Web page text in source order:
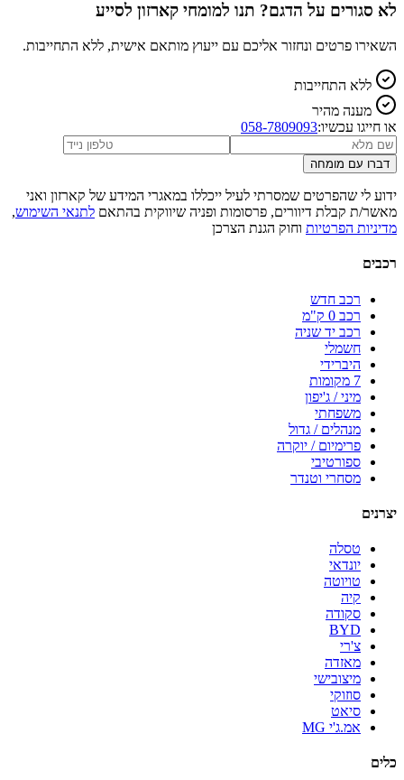
לא סגורים על הדגם? תנו למומחי קארזון לסייע
השאירו פרטים ונחזור אליכם עם ייעוץ מותאם אישית, ללא התחייבות.
ללא התחייבות
מענה מהיר
או חייגו עכשיו:058-7809093
דברו עם מומחה
ידוע לי שהפרטים שמסרתי לעיל ייכללו במאגרי המידע של קארזון ואני
מאשר/ת קבלת דיוורים, פרסומות ופניה שיווקית בהתאם לתנאי השימוש,
מדיניות הפרטיות וחוק הגנת הצרכן
רכבים
רכב חדש
רכב 0 ק"מ
רכב יד שניה
חשמלי
היברידי
7 מקומות
מיני / ג'יפון
משפחתי
מנהלים / גדול
פרימיום / יוקרה
ספורטיבי
מסחרי וטנדר
יצרנים
טסלה
יונדאי
טויוטה
קיה
סקודה
BYD
צ'רי
מאזדה
מיצובישי
סוזוקי
סיאט
אמ.ג'י MG
כלים